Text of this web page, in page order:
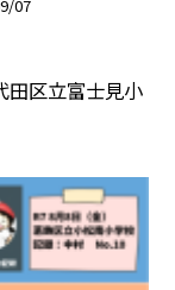
07
田区立富士見小